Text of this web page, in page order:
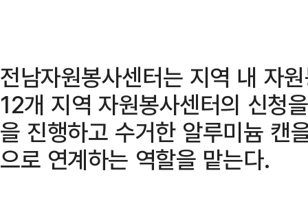
전남자원봉사센터는 지역 내 자
12개 지역 자원봉사센터의 신청
을 진행하고 수거한 알루미늄 캔
으로 연계하는 역할을 맡는다.